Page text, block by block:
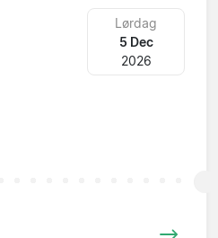
Lørdag
5 Dec
2026